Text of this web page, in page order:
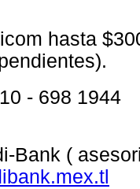
hasta
- 698 1944
Bank (